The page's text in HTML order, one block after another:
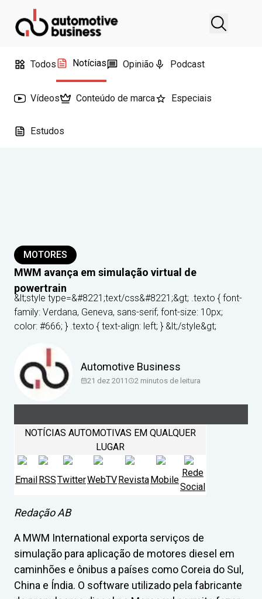
Todos Notícias Opinião Podcast
Vídeos Conteúdo de marca Especiais
Estudos
MOTORES
MWM avança em simulação virtual de
powertrain
&lt;style type=&#8221;text/css&#8221;&gt; .texto { font-
family: Verdana, Geneva, sans-serif; font-size: 10px;
color: #666; } .texto { text-align: left; } &lt;/style&gt;
Automotive Business
21 dez 2011 2 minutos de leitura
NOTÍCIAS AUTOMOTIVAS EM QUALQUER
LUGAR
EmailRSSTwitterWebTVRevistaMobile
Rede
Social
Redação AB
A MWM International exporta serviços de
simulação para aplicação de motores diesel em
caminhões e ônibus a países como Coreia do Sul,
China e Índia. O software utilizado pela fabricante